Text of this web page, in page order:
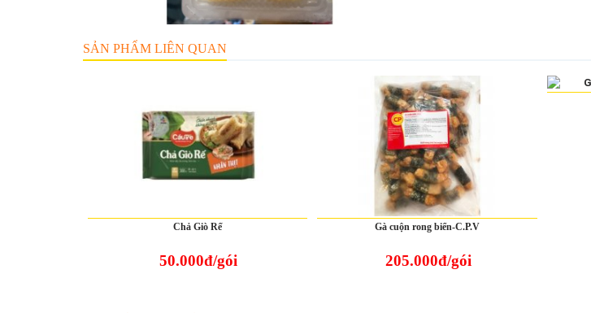
SẢN PHẨM LIÊN QUAN
Chả Giò Rế
50.000đ/gói
Gà cuộn rong biển-C.P.V
205.000đ/gói